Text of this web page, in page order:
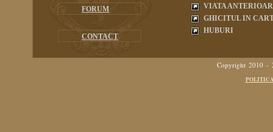
FORUM
CONTACT
VIATA
GHICITUL IN
HUBURI
Copyright 2010